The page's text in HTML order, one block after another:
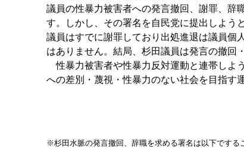
議員の性暴力被害者への発言撤回、謝罪、辞
す。しかし、その署名を自民党に提出しよう
議員はすでに謝罪しており出処進退は議員個
はありません。結局、杉田議員は発言の撤回
性暴力被害者や性暴力反対運動と連帯しよ
への差別・蔑視・性暴力のない社会を目指す
※杉田水脈の発言撤回、辞職を求める署名は以下でする